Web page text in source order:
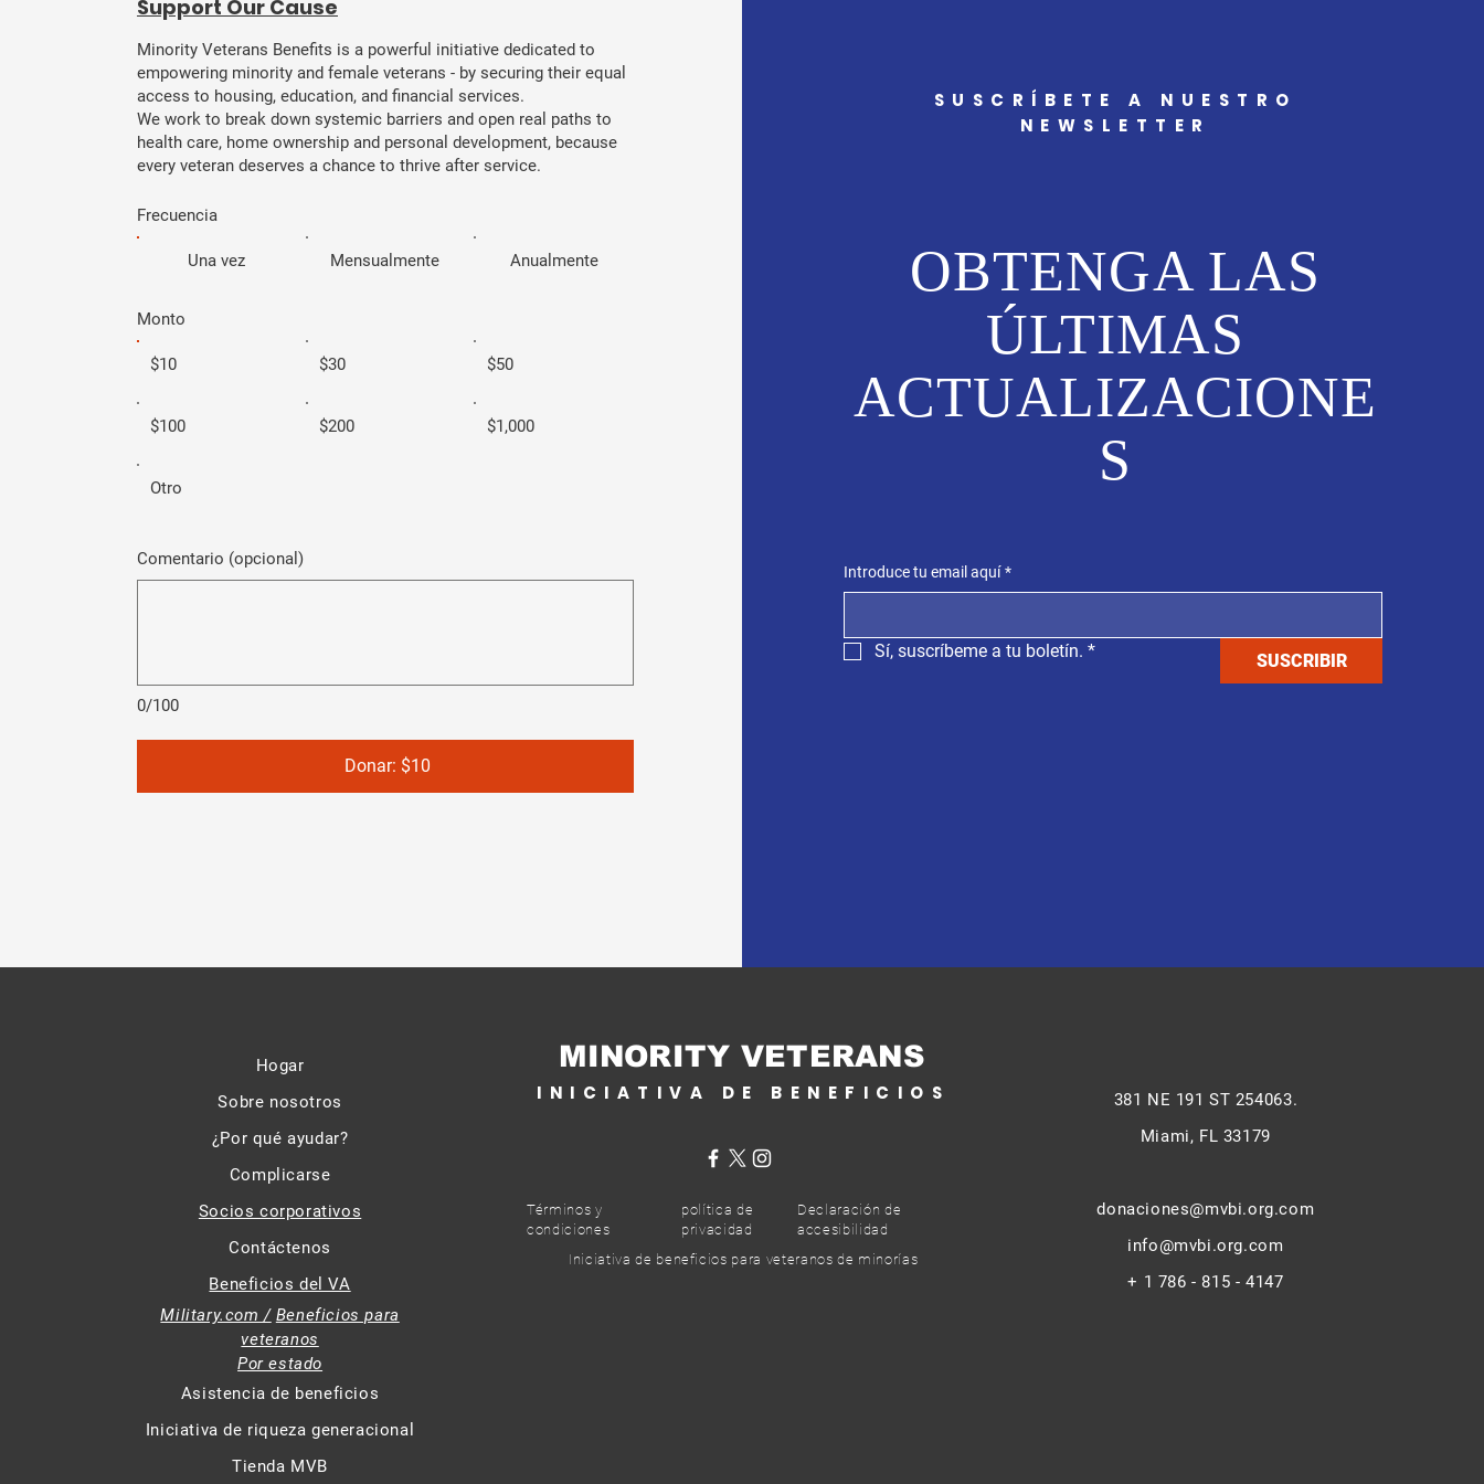
​Support Our Cause
Minority Veterans Benefits is a powerful initiative dedicated to
empowering minority and female veterans - by securing their equal
access to housing, education, and financial services.
We work to break down systemic barriers and open real paths to
health care, home ownership and personal development, because
every veteran deserves a chance to thrive after service.
Frecuencia
Una vez Mensualmente Anualmente
Monto
$10 $30 $50
$100 $200 $1,000
Otro
0/100
Comentario (opcional)
Donar: $10
SUSCRÍBETE A NUESTRO
NEWSLETTER
OBTENGA LAS
ÚLTIMAS
ACTUALIZACIONE
S
Introduce tu email aquí *
Sí, suscríbeme a tu boletín. * SUSCRIBIR
Hogar
Sobre nosotros
¿Por qué ayudar?
Complicarse
Socios corporativos
Contáctenos
Beneficios del VA
Military.com / Beneficios para
veteranos
Por estado
Asistencia de beneficios
Iniciativa de riqueza generacional
Tienda MVB
MINORITY VETERANS
INICIATIVA DE BENEFICIOS
Términos y
condiciones
política de
privacidad
Declaración de
accesibilidad
Iniciativa de beneficios para veteranos de minorías
381 NE 191 ST 254063.
Miami, FL 33179
donaciones@mvbi.org.com
info@mvbi.org.com
+ 1 786 - 815 - 4147